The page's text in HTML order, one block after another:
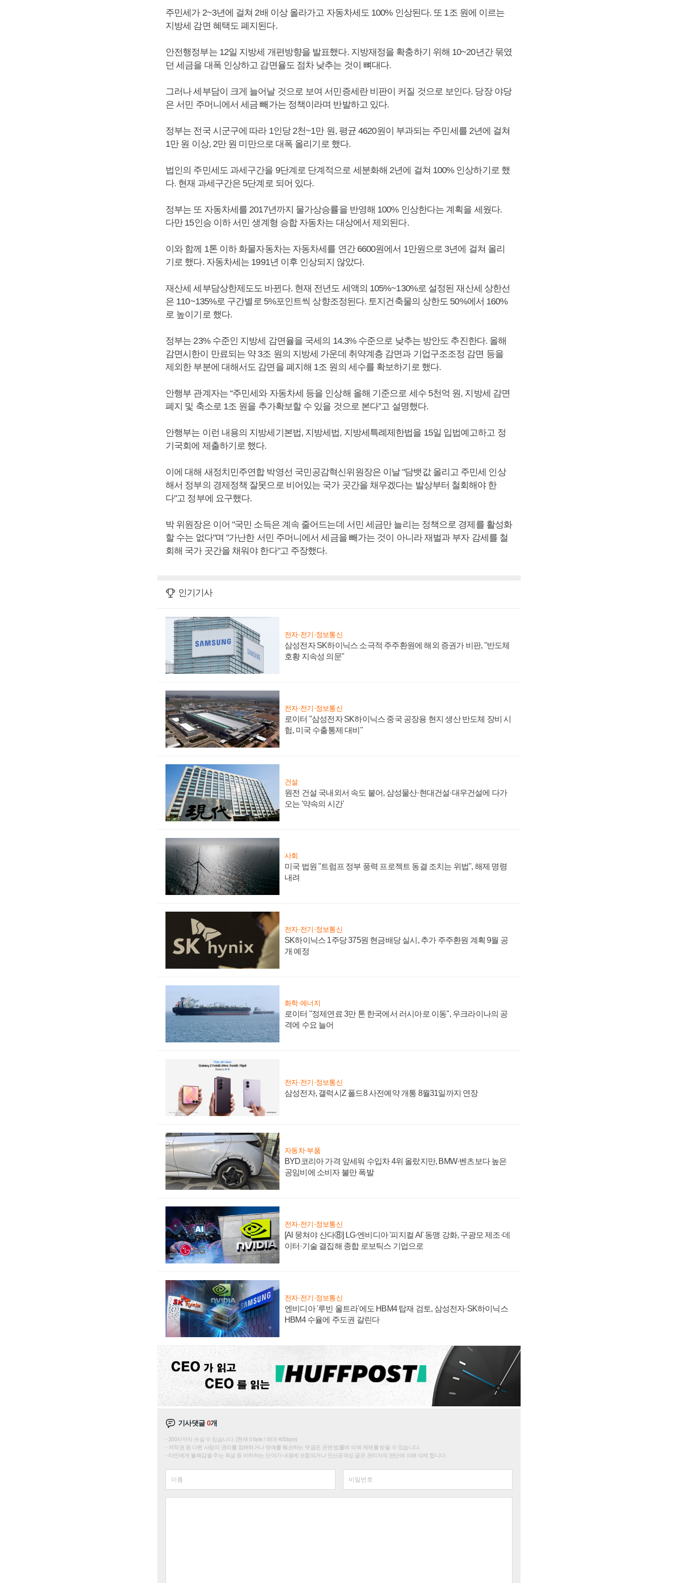
주민세가 2~3년에 걸쳐 2배 이상 올라가고 자동차세도 100% 인상된다. 또 1조 원에 이르는
지방세 감면 혜택도 폐지된다.
안전행정부는 12일 지방세 개편방향을 발표했다. 지방재정을 확충하기 위해 10~20년간 묶였
던 세금을 대폭 인상하고 감면율도 점차 낮추는 것이 뼈대다.
그러나 세부담이 크게 늘어날 것으로 보여 서민증세란 비판이 커질 것으로 보인다. 당장 야당
은 서민 주머니에서 세금 빼가는 정책이라며 반발하고 있다.
정부는 전국 시군구에 따라 1인당 2천~1만 원, 평균 4620원이 부과되는 주민세를 2년에 걸쳐
1만 원 이상, 2만 원 미만으로 대폭 올리기로 했다.
법인의 주민세도 과세구간을 9단계로 단계적으로 세분화해 2년에 걸쳐 100% 인상하기로 했
다. 현재 과세구간은 5단계로 되어 있다.
정부는 또 자동차세를 2017년까지 물가상승률을 반영해 100% 인상한다는 계획을 세웠다.
다만 15인승 이하 서민 생계형 승합 자동차는 대상에서 제외된다.
이와 함께 1톤 이하 화물자동차는 자동차세를 연간 6600원에서 1만원으로 3년에 걸쳐 올리
기로 했다. 자동차세는 1991년 이후 인상되지 않았다.
재산세 세부담상한제도도 바뀐다. 현재 전년도 세액의 105%~130%로 설정된 재산세 상한선
은 110~135%로 구간별로 5%포인트씩 상향조정된다. 토지건축물의 상한도 50%에서 160%
로 높이기로 했다.
정부는 23% 수준인 지방세 감면율을 국세의 14.3% 수준으로 낮추는 방안도 추진한다. 올해
감면시한이 만료되는 약 3조 원의 지방세 가운데 취약계층 감면과 기업구조조정 감면 등을
제외한 부분에 대해서도 감면을 폐지해 1조 원의 세수를 확보하기로 했다.
안행부 관계자는 “주민세와 자동차세 등을 인상해 올해 기준으로 세수 5천억 원, 지방세 감면
폐지 및 축소로 1조 원을 추가확보할 수 있을 것으로 본다”고 설명했다.
안행부는 이런 내용의 지방세기본법, 지방세법, 지방세특례제한법을 15일 입법예고하고 정
기국회에 제출하기로 했다.
이에 대해 새정치민주연합 박영선 국민공감혁신위원장은 이날 "담뱃값 올리고 주민세 인상
해서 정부의 경제정책 잘못으로 비어있는 국가 곳간을 채우겠다는 발상부터 철회해야 한
다"고 정부에 요구했다.
박 위원장은 이어 "국민 소득은 계속 줄어드는데 서민 세금만 늘리는 정책으로 경제를 활성화
할 수는 없다"며 "가난한 서민 주머니에서 세금을 빼가는 것이 아니라 재벌과 부자 감세를 철
회해 국가 곳간을 채워야 한다"고 주장했다.
인기기사
전자·전기·정보통신
삼성전자 SK하이닉스 소극적 주주환원에 해외 증권가 비판, "반도체
호황 지속성 의문"
전자·전기·정보통신
로이터 "삼성전자 SK하이닉스 중국 공장용 현지 생산 반도체 장비 시
험, 미국 수출통제 대비"
건설
원전 건설 국내외서 속도 붙어, 삼성물산·현대건설·대우건설에 다가
오는 '약속의 시간'
사회
미국 법원 "트럼프 정부 풍력 프로젝트 동결 조치는 위법", 해제 명령
내려
전자·전기·정보통신
SK하이닉스 1주당 375원 현금배당 실시, 추가 주주환원 계획 9월 공
개 예정
화학·에너지
로이터 "정제연료 3만 톤 한국에서 러시아로 이동", 우크라이나의 공
격에 수요 늘어
전자·전기·정보통신
삼성전자, 갤럭시Z 폴드8 사전예약 개통 8월31일까지 연장
자동차·부품
BYD코리아 가격 앞세워 수입차 4위 올랐지만, BMW·벤츠보다 높은
공임비에 소비자 불만 폭발
전자·전기·정보통신
[AI 뭉쳐야 산다⑧] LG·엔비디아 '피지컬 AI' 동맹 강화, 구광모 제조·데
이터·기술 결집해 종합 로보틱스 기업으로
전자·전기·정보통신
엔비디아 '루빈 울트라'에도 HBM4 탑재 검토, 삼성전자·SK하이닉스
HBM4 수율에 주도권 갈린다
기사댓글0개
200자까지 쓰실 수 있습니다. (현재 0 byte / 최대 400byte)
저작권 등 다른 사람의 권리를 침해하거나 명예를 훼손하는 댓글은 관련 법률에 의해 제재를 받을 수 있습니다.
타인에게 불쾌감을 주는 욕설 등 비하하는 단어가 내용에 포함되거나 인신공격성 글은 관리자의 판단에 의해 삭제 합니다.